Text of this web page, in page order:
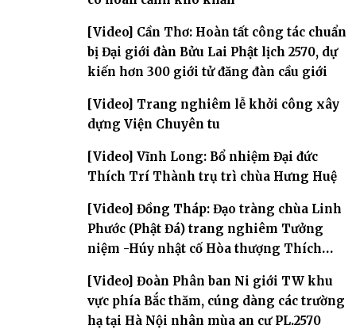
[Video] Cần Thơ: Hoàn tất công tác chuẩn
bị Đại giới đàn Bửu Lai Phật lịch 2570, dự
kiến hơn 300 giới tử đăng đàn cầu giới
[Video] Trang nghiêm lễ khởi công xây
dựng Viện Chuyên tu
[Video] Vĩnh Long: Bổ nhiệm Đại đức
Thích Trí Thành trụ trì chùa Hưng Huệ
[Video] Đồng Tháp: Đạo tràng chùa Linh
Phước (Phật Đá) trang nghiêm Tưởng
niệm -Húy nhật cố Hòa thượng Thích
[Video] Đoàn Phân ban Ni giới TW khu
vực phía Bắc thăm, cúng dàng các trường
hạ tại Hà Nội nhân mùa an cư PL.2570